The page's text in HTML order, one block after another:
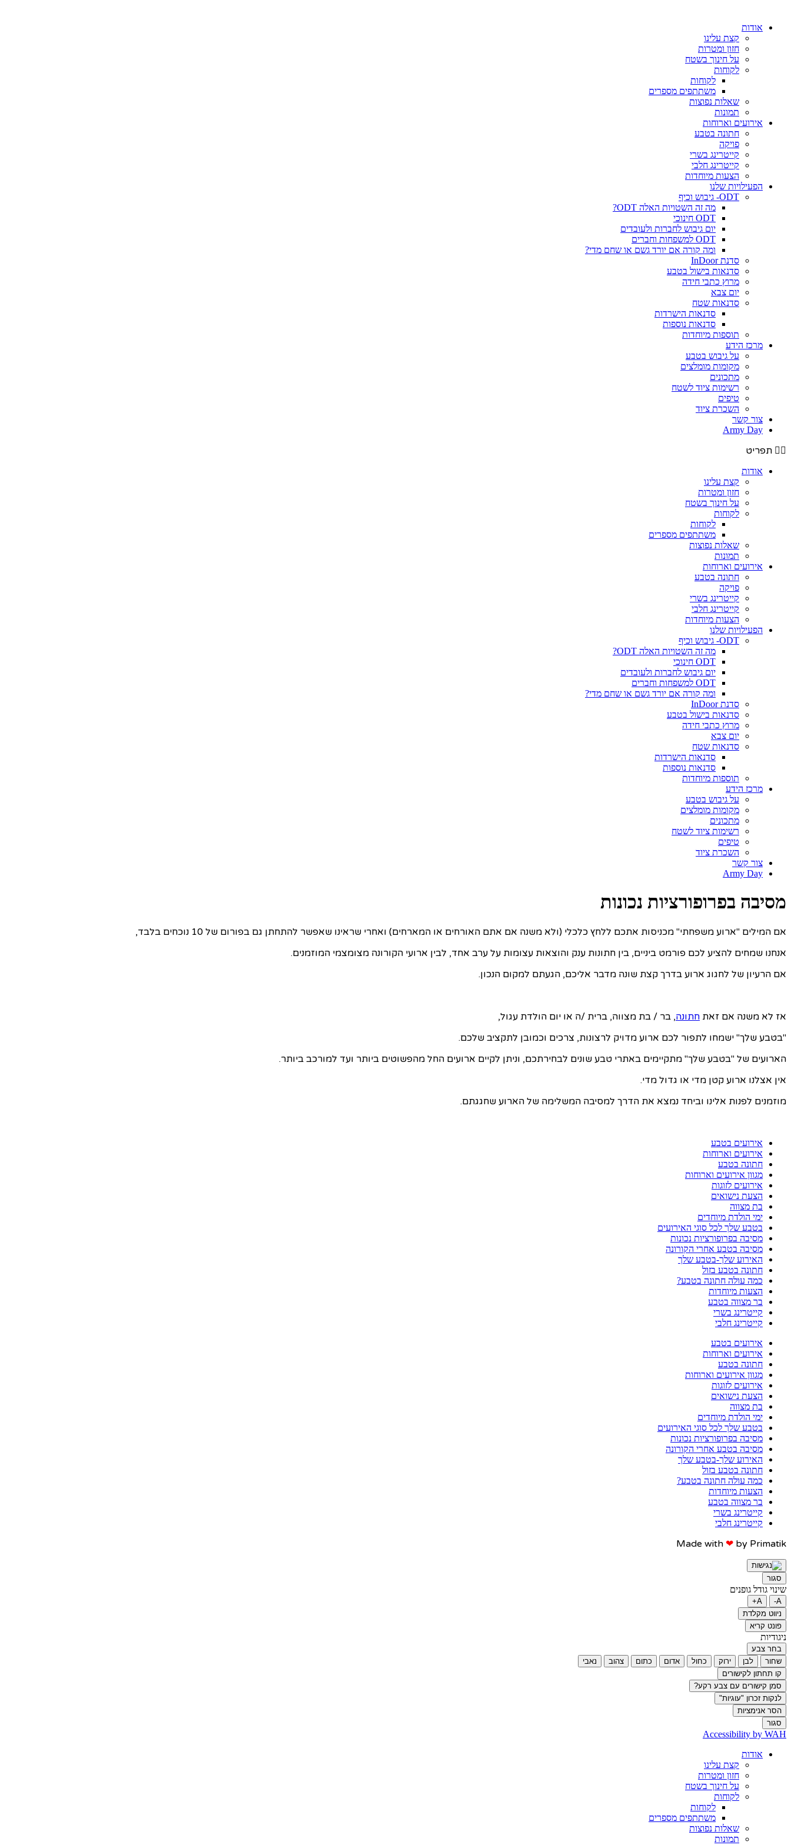
אודות
קצת עלינו
חזון ומטרות
על חינוך בשטח
לקוחות
לקוחות
משתתפים מספרים
שאלות נפוצות
תמונות
אירועים וארוחות
חתונה בטבע
פויקה
קייטרינג בשרי
קייטרינג חלבי
הצעות מיוחדות
הפעילויות שלנו
ODT- גיבוש וכיף
מה זה השטויות האלה ODT?
ODT חינוכי
יום גיבוש לחברות ולעובדים
ODT למשפחות וחברים
ומה קורה אם יורד גשם או שחם מדי?
סדנת InDoor
סדנאות בישול בטבע
מרוץ כתבי חידה
יום צבא
סדנאות שטח
סדנאות הישרדות
סדנאות נוספות
תוספות מיוחדות
מרכז הידע
על גיבוש בטבע
מקומות מומלצים
מתכונים
רשימות ציוד לשטח
טיפים
השכרת ציוד
צור קשר
Army Day
תפריט
אודות
קצת עלינו
חזון ומטרות
על חינוך בשטח
לקוחות
לקוחות
משתתפים מספרים
שאלות נפוצות
תמונות
אירועים וארוחות
חתונה בטבע
פויקה
קייטרינג בשרי
קייטרינג חלבי
הצעות מיוחדות
הפעילויות שלנו
ODT- גיבוש וכיף
מה זה השטויות האלה ODT?
ODT חינוכי
יום גיבוש לחברות ולעובדים
ODT למשפחות וחברים
ומה קורה אם יורד גשם או שחם מדי?
סדנת InDoor
סדנאות בישול בטבע
מרוץ כתבי חידה
יום צבא
סדנאות שטח
סדנאות הישרדות
סדנאות נוספות
תוספות מיוחדות
מרכז הידע
על גיבוש בטבע
מקומות מומלצים
מתכונים
רשימות ציוד לשטח
טיפים
השכרת ציוד
צור קשר
Army Day
מסיבה בפרופורציות נכונות
אם המילים "ארוע משפחתי" מכניסות אתכם ללחץ כלכלי (ולא משנה אם אתם האורחים או המארחים) ואחרי שראינו שאפשר להתחתן גם בפורום של 10 נוכחים בלבד,
אנחנו שמחים להציע לכם פורמט ביניים, בין חתונות ענק והוצאות עצומות על ערב אחד, לבין ארועי הקורונה מצומצמי המוזמנים.
אם הרעיון של לחגוג ארוע בדרך קצת שונה מדבר אליכם, הגעתם למקום הנכון.
אז לא משנה אם זאת חתונה, בר / בת מצווה, ברית /ה או יום הולדת עגול,
"בטבע שלך" ישמחו לתפור לכם ארוע מדויק לרצונות, צרכים וכמובן לתקציב שלכם.
הארועים של "בטבע שלך" מתקיימים באתרי טבע שונים לבחירתכם, וניתן לקיים ארועים החל מהפשוטים ביותר ועד למורכב ביותר.
אין אצלנו ארוע קטן מדי או גדול מדי.
מוזמנים לפנות אלינו וביחד נמצא את הדרך למסיבה המשלימה של הארוע שחגגתם.
אירועים בטבע
אירועים וארוחות
חתונה בטבע
מגוון אירועים וארוחות
אירועים לזוגות
הצעת נישואים
בת מצווה
ימי הולדת מיוחדים
בטבע שלך לכל סוגי האירועים
מסיבה בפרופורציות נכונות
מסיבה בטבע אחרי הקורונה
האירוע שלך-בטבע שלך
חתונה בטבע בזול
כמה עולה חתונה בטבע?
הצעות מיוחדות
בר מצווה בטבע
קייטרינג בשרי
קייטרינג חלבי
אירועים בטבע
אירועים וארוחות
חתונה בטבע
מגוון אירועים וארוחות
אירועים לזוגות
הצעת נישואים
בת מצווה
ימי הולדת מיוחדים
בטבע שלך לכל סוגי האירועים
מסיבה בפרופורציות נכונות
מסיבה בטבע אחרי הקורונה
האירוע שלך-בטבע שלך
חתונה בטבע בזול
כמה עולה חתונה בטבע?
הצעות מיוחדות
בר מצווה בטבע
קייטרינג בשרי
קייטרינג חלבי
Made with ❤ by Primatik​​
סגור
שינוי גודל גופנים
A-
A+
ניווט מקלדת
פונט קריא
ניגודיות
בחר צבע
שחור
לבן ירוק כחול אדום כתום צהוב
נאבי
קו תחתון לקישורים
סמן קישורים עם צבע רקע?
לנקות זכרון "עוגיות"
הסר אנימציות
סגור
Accessibility by WAH
אודות
קצת עלינו
חזון ומטרות
על חינוך בשטח
לקוחות
לקוחות
משתתפים מספרים
שאלות נפוצות
תמונות